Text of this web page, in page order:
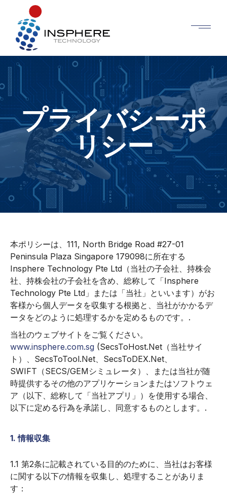
プライバシーポ
リシー
本ポリシーは、111, North Bridge Road #27-01
Peninsula Plaza Singapore 179098に所在する
Insphere Technology Pte Ltd（当社の子会社、持株会
社、持株会社の子会社を含め、総称して「Insphere
Technology Pte Ltd」または「当社」といいます）がお
客様から個人データを収集する根拠と、当社がかかるデ
ータをどのように処理するかを定めるものです。.
当社のウェブサイトをご覧ください。
www.insphere.com.sg (SecsToHost.Net（当社サイ
ト）、SecsToTool.Net、SecsToDEX.Net、
SWIFT（SECS/GEMシミュレータ）、または当社が随
時提供するその他のアプリケーションまたはソフトウェ
ア（以下、総称して「当社アプリ」）を使用する場合、
以下に定める行為を承諾し、同意するものとします。.
1. 情報収集
1.1 第2条に記載されている目的のために、当社はお客様
に関する以下の情報を収集し、処理することがありま
す：